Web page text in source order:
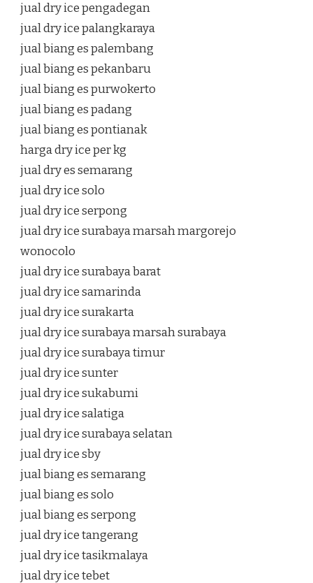
jual dry ice pengadegan
jual dry ice palangkaraya
jual biang es palembang
jual biang es pekanbaru
jual biang es purwokerto
jual biang es padang
jual biang es pontianak
harga dry ice per kg
jual dry es semarang
jual dry ice solo
jual dry ice serpong
jual dry ice surabaya marsah margorejo
wonocolo
jual dry ice surabaya barat
jual dry ice samarinda
jual dry ice surakarta
jual dry ice surabaya marsah surabaya
jual dry ice surabaya timur
jual dry ice sunter
jual dry ice sukabumi
jual dry ice salatiga
jual dry ice surabaya selatan
jual dry ice sby
jual biang es semarang
jual biang es solo
jual biang es serpong
jual dry ice tangerang
jual dry ice tasikmalaya
jual dry ice tebet